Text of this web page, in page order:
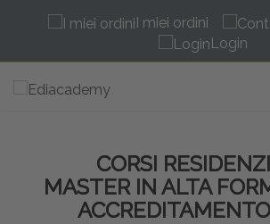
I miei ordini
Login
CORSI
MASTER IN ALTA